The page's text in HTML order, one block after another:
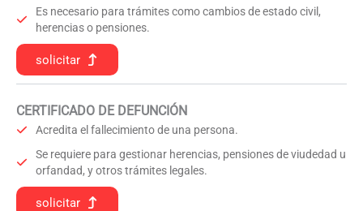
Es necesario para trámites como cambios de estado civil,
herencias o pensiones.
solicitar
CERTIFICADO DE DEFUNCIÓN
Acredita el fallecimiento de una persona.
Se requiere para gestionar herencias, pensiones de viudedad u
orfandad, y otros trámites legales.
solicitar